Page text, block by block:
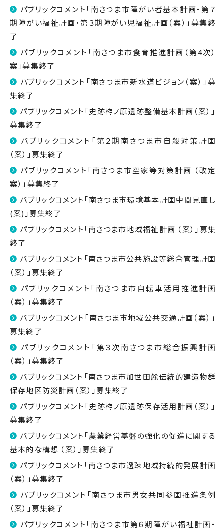
パブリックコメント「南さつま市障がい者基本計画・第７
期障がい福祉計画・第３期障がい児福祉計画（案）」募集終
了
パブリックコメント「南さつま市食育推進計画（第4次）
案」募集終了
パブリックコメント「南さつま市新水道ビジョン（案）」募
集終了
パブリックコメント「史跡栫ノ原遺跡整備基本計画（案）」
募集終了
パブリックコメント「第２期南さつま市自殺対策計画
（案）」募集終了
パブリックコメント「南さつま市空家等対策計画 （改定
案）」募集終了
パブリックコメント「南さつま市環境基本計画中間見直し
(案)」募集終了
パブリックコメント「南さつま市地域福祉計画 （案）」募集
終了
パブリックコメント「南さつま市公共施設等総合管理計画
（案）」募集終了
パブリックコメント「南さつま市自転車活用推進計画
（案）」募集終了
パブリックコメント「南さつま市地域公共交通計画（案）」
募集終了
パブリックコメント「第３次南さつま市総合振興計画
（案）」募集終了
パブリックコメント「南さつま市加世田麓伝統的建造物群
保存地区防災計画（案）」募集終了
パブリックコメント「史跡栫ノ原遺跡保存活用計画（案）」
募集終了
パブリックコメント「農業経営基盤の強化の促進に関する
基本的な構想 （案）」募集終了
パブリックコメント「南さつま市過疎地域持続的発展計画
（案）」募集終了
パブリックコメント「南さつま市男女共同参画推進条例
（案）」募集終了
パブリックコメント「南さつま市第６期障がい福祉計画・